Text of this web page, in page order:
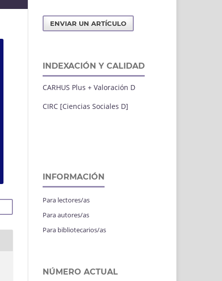
ENVIAR UN ARTÍCULO
INDEXACIÓN Y CALIDAD
CARHUS Plus + Valoración D
CIRC [Ciencias Sociales D]
INFORMACIÓN
Para lectores/as
Para autores/as
Para bibliotecarios/as
NÚMERO ACTUAL